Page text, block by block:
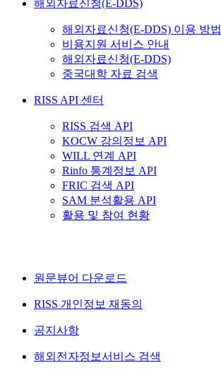
해외자료신청(E-DDS)
해외자료신청(E-DDS) 이용 방법
비용지원 서비스 안내
해외자료신청(E-DDS)
중국대학 자료 검색
RISS API 센터
RISS 검색 API
KOCW 강의정보 API
WILL 연계 API
Rinfo 통계정보 API
FRIC 검색 API
SAM 분석활용 API
활용 및 참여 현황
원문뷰어 다운로드
RISS 개인정보 재동의
공지사항
해외전자정보서비스 검색